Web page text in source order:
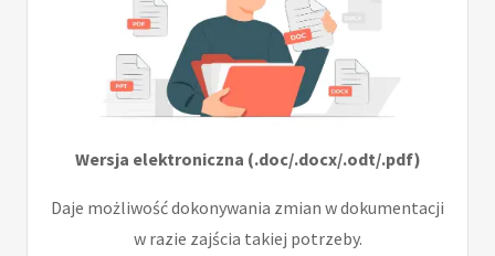
Wersja elektroniczna (.doc/.docx/.odt/.pdf)
Daje możliwość dokonywania zmian w dokumentacji
w razie zajścia takiej potrzeby.